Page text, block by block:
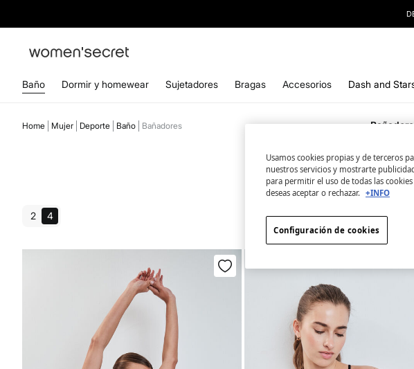
Baño Dormir y homewear Sujetadores Bragas Accesorios Dash and
Home Mujer Deporte Baño Bañadores
2 4
Usamos cookies propias y de terceros
nuestros servicios y mostrarte
para permitir el uso de todas las
deseas aceptar o rechazar. +INFO
Configuración de cookies